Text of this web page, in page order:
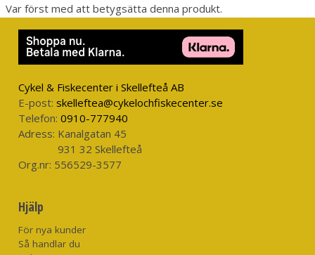
Var först med att betygsätta denna produkt.
Cykel & Fiskecenter i Skellefteå AB
E-post: skelleftea@cykelochfiskecenter.se
Telefon: 0910-777940
Adress: Kanalgatan 45
931 32 Skellefteå
Org.nr: 556529-3577
Hjälp
För nya kunder
Så handlar du